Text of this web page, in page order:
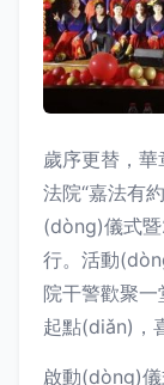
歲序更替，
法院“嘉法有
(dòng)儀式
行。活動
院干警歡聚
起點(diǎn)，
啟動(dòng)